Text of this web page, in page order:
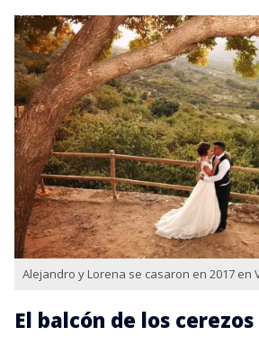
Alejandro y Lorena se casaron en 2017 en
El balcón de los cerezos